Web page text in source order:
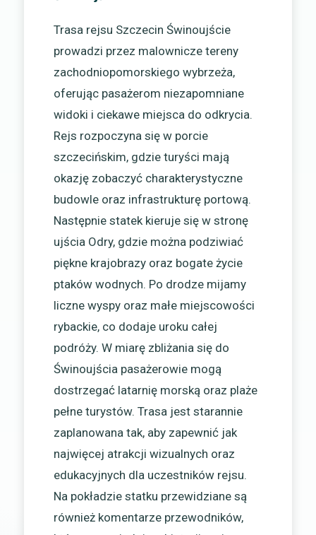
Trasa rejsu Szczecin Świnoujście
prowadzi przez malownicze tereny
zachodniopomorskiego wybrzeża,
oferując pasażerom niezapomniane
widoki i ciekawe miejsca do odkrycia.
Rejs rozpoczyna się w porcie
szczecińskim, gdzie turyści mają
okazję zobaczyć charakterystyczne
budowle oraz infrastrukturę portową.
Następnie statek kieruje się w stronę
ujścia Odry, gdzie można podziwiać
piękne krajobrazy oraz bogate życie
ptaków wodnych. Po drodze mijamy
liczne wyspy oraz małe miejscowości
rybackie, co dodaje uroku całej
podróży. W miarę zbliżania się do
Świnoujścia pasażerowie mogą
dostrzegać latarnię morską oraz plaże
pełne turystów. Trasa jest starannie
zaplanowana tak, aby zapewnić jak
najwięcej atrakcji wizualnych oraz
edukacyjnych dla uczestników rejsu.
Na pokładzie statku przewidziane są
również komentarze przewodników,